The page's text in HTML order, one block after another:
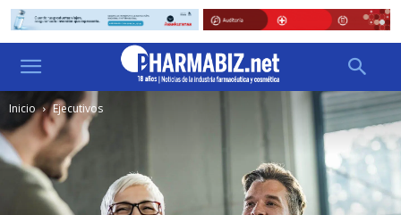
Inicio Ejecutivos